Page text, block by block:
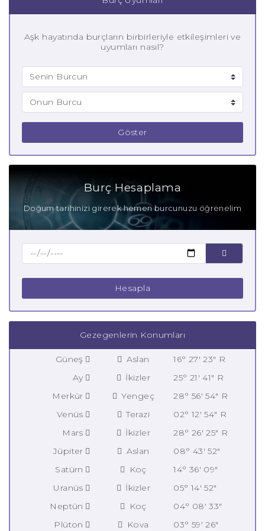
Aşk hayatında burçların birbirleriyle etkileşimleri ve
uyumları nasıl?
Göster
Burç Hesaplama
Doğum tarihinizi girerek hemen burcunuzu öğrenelim
Hesapla
Gezegenlerin Konumları
Güneş Aslan
16° 27' 23" R
Ay
İkizler
25° 21' 41" R
Merkür
Yengeç
28° 56' 54" R
Venüs
Terazi
02° 12' 54" R
Mars
İkizler
28° 26' 25" R
Jüpiter
Aslan
08° 43' 52"
Satürn
Koç
14° 36' 09"
Uranüs
İkizler
05° 14' 52"
Neptün
Koç
04° 08' 33"
Plüton
Kova 03° 59' 26"